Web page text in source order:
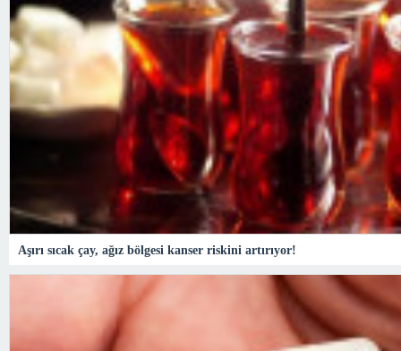
Aşırı sıcak çay, ağız bölgesi kanser riskini artırıyor!